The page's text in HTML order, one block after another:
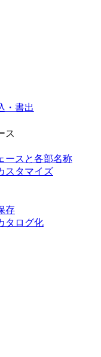
・書出
ス
ースと各部名称
スタマイズ
存
タログ化